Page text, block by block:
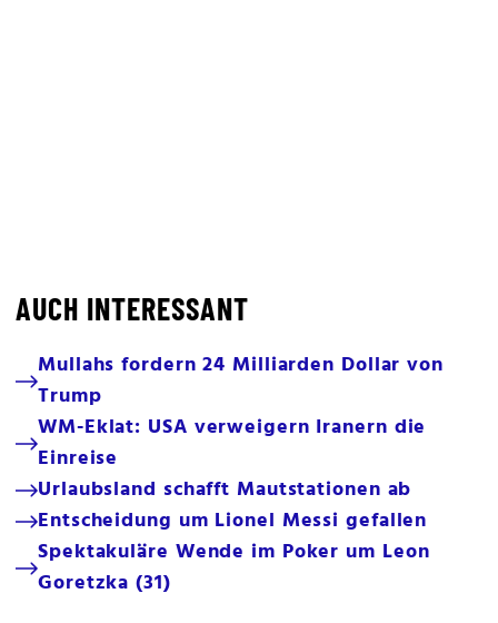
AUCH INTERESSANT
Mullahs fordern 24 Milliarden Dollar von
Trump
WM-Eklat: USA verweigern Iranern die
Einreise
Urlaubsland schafft Mautstationen ab
Entscheidung um Lionel Messi gefallen
Spektakuläre Wende im Poker um Leon
Goretzka (31)